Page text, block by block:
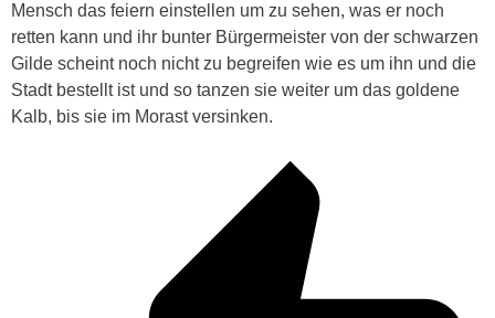
Mensch das feiern einstellen um zu sehen, was er noch
retten kann und ihr bunter Bürgermeister von der schwarzen
Gilde scheint noch nicht zu begreifen wie es um ihn und die
Stadt bestellt ist und so tanzen sie weiter um das goldene
Kalb, bis sie im Morast versinken.